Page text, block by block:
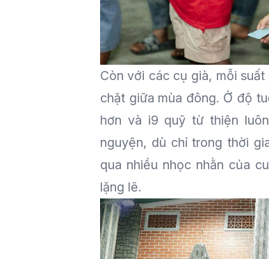
Còn với các cụ già, mỗi
chặt giữa mùa đông. Ở độ
hơn và i9 quỹ từ thiện
nguyện, dù chỉ trong thời
qua nhiều nhọc nhằn của
lặng lẽ.